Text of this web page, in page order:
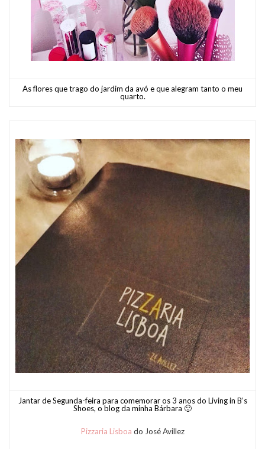
As flores que trago do jardim da avó e que alegram tanto o meu
quarto.
Jantar de Segunda-feira para comemorar os 3 anos do Living in B’s
Shoes, o blog da minha Bárbara 🙂
Pizzaria Lisboa do José Avillez